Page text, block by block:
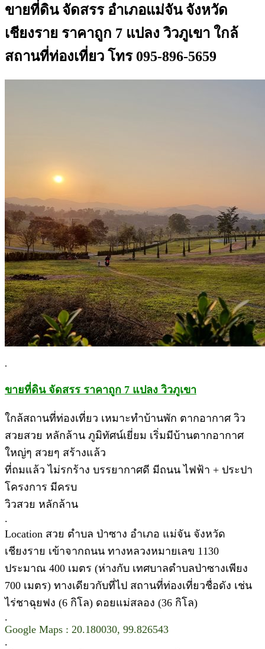
ขายที่ดิน จัดสรร อำเภอแม่จัน จังหวัด
เชียงราย ราคาถูก 7 แปลง วิวภูเขา ใกล้
สถานที่ท่องเที่ยว โทร 095-896-5659
.
ขายที่ดิน จัดสรร ราคาถูก 7 แปลง วิวภูเขา
ใกล้สถานที่ท่องเที่ยว เหมาะทำบ้านพัก ตากอากาศ วิว
สวยสวย หลักล้าน ภูมิทัศน์เยี่ยม เริ่มมีบ้านตากอากาศ
ใหญ่ๆ สวยๆ สร้างแล้ว
ที่ถมแล้ว ไม่รกร้าง บรรยากาศดี มีถนน ไฟฟ้า + ประปา
โครงการ มีครบ
วิวสวย หลักล้าน
.
Location สวย ตำบล ป่าซาง อำเภอ แม่จัน จังหวัด
เชียงราย เข้าจากถนน ทางหลวงหมายเลข 1130
ประมาณ 400 เมตร (ห่างกับ เทศบาลตำบลป่าซางเพียง
700 เมตร) ทางเดียวกับที่ไป สถานที่ท่องเที่ยวชื่อดัง เช่น
ไร่ชาฉุยฟง (6 กิโล) ดอยแม่สลอง (36 กิโล)
.
Google Maps : 20.180030, 99.826543
.